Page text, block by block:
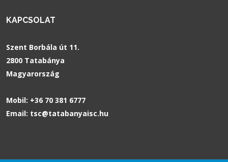
KAPCSOLAT
Szent Borbála út 11.
2800 Tatabánya
Magyarország
Mobil: +36 70 381 6777
Email: tsc@tatabanyaisc.hu